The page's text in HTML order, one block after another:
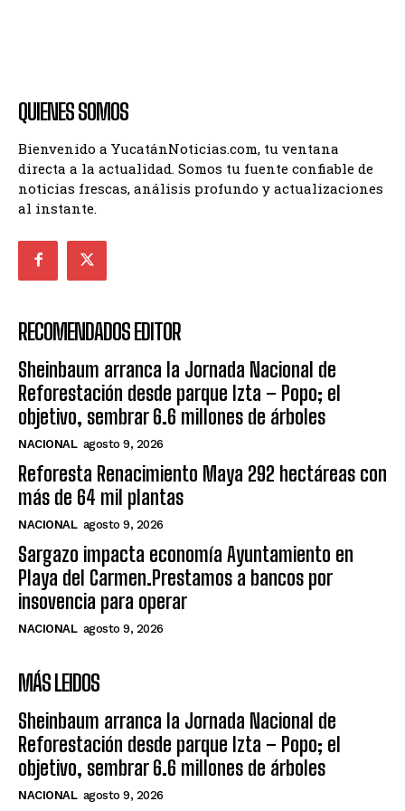
QUIENES SOMOS
Bienvenido a YucatánNoticias.com, tu ventana
directa a la actualidad. Somos tu fuente confiable de
noticias frescas, análisis profundo y actualizaciones
al instante.
RECOMENDADOS EDITOR
Sheinbaum arranca la Jornada Nacional de
Reforestación desde parque Izta – Popo; el
objetivo, sembrar 6.6 millones de árboles
NACIONAL agosto 9, 2026
Reforesta Renacimiento Maya 292 hectáreas con
más de 64 mil plantas
NACIONAL agosto 9, 2026
Sargazo impacta economía Ayuntamiento en
Playa del Carmen.Prestamos a bancos por
insovencia para operar
NACIONAL agosto 9, 2026
MÁS LEIDOS
Sheinbaum arranca la Jornada Nacional de
Reforestación desde parque Izta – Popo; el
objetivo, sembrar 6.6 millones de árboles
NACIONAL agosto 9, 2026